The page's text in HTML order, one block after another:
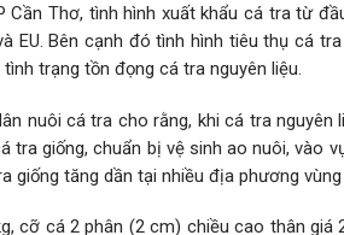
Cần Thơ, tình hình xuất khẩu cá tra từ
EU. Bên cạnh đó tình hình tiêu thụ cá
trạng tồn đọng cá tra nguyên liệu.
nuôi cá tra cho rằng, khi cá tra
tra giống, chuẩn bị vệ sinh ao nuôi, vào
giống tăng dần tại nhiều địa phương vùng
cỡ cá 2 phân (2 cm) chiều cao thân